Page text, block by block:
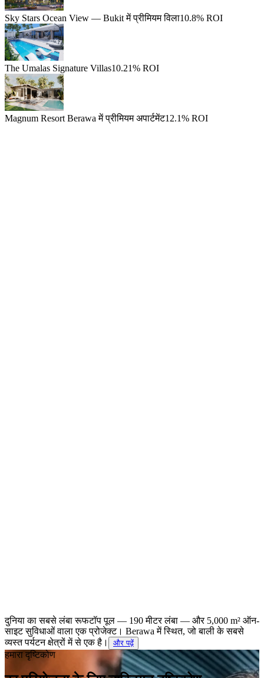
Sky Stars Ocean View — Bukit में प्रीमियम विला10.8% ROI
The Umalas Signature Villas10.21% ROI
Magnum Resort Berawa में प्रीमियम अपार्टमेंट12.1% ROI
दुनिया का सबसे लंबा रूफटॉप पूल — 190 मीटर लंबा — और 5,000 m² ऑन-
साइट सुविधाओं वाला एक प्रोजेक्ट। Berawa में स्थित, जो बाली के सबसे
व्यस्त पर्यटन क्षेत्रों में से एक है।
और पढ़ें
हमारा दृष्टिकोण